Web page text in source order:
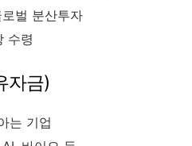
로벌 분산투자
수령
자금)
는 기업